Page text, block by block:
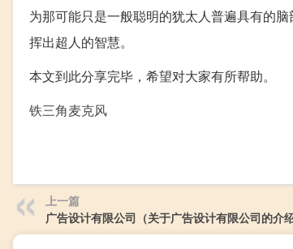
为那可能只是一般聪明的犹太人普遍具有的
挥出超人的智慧。
本文到此分享完毕，希望对大家有所帮助。
铁三角麦克风
上一篇
广告设计有限公司（关于广告设计有限公司的介绍